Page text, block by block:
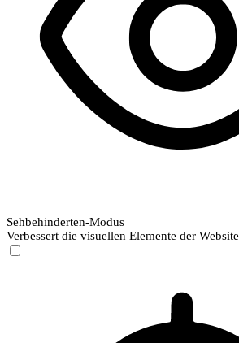
Sehbehinderten-Modus
Verbessert die visuellen Elemente der Website